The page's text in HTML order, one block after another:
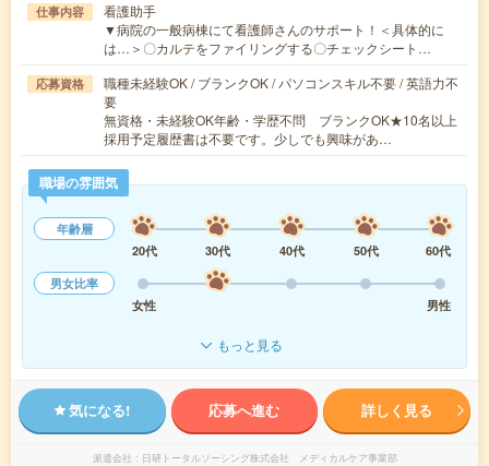
仕事内容
看護助手
▼病院の一般病棟にて看護師さんのサポート！＜具体的に
は…＞〇カルテをファイリングする〇チェックシート…
応募資格
職種未経験OK / ブランクOK / パソコンスキル不要 / 英語力不
要
無資格・未経験OK年齢・学歴不問 ブランクOK★10名以上
採用予定履歴書は不要です。少しでも興味があ…
職場の雰囲気
年齢層
20代
30代 40代 50代
60代
男女比率
女性
男性
もっと見る
気になる! 応募へ進む 詳しく見る
派遣会社 日研トータルソーシング株式会社 メディカルケア事業部